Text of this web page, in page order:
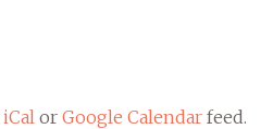
iCal or Google Calendar feed.